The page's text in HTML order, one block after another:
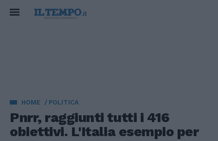
HOME POLITICA
Pnrr, raggiunti tutti i 416
obiettivi. L'Italia esempio per